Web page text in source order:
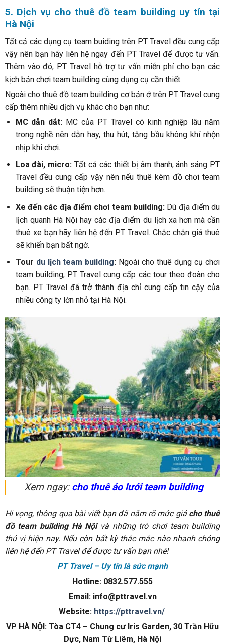
5. Dịch vụ cho thuê đồ team building uy tín tại
Hà Nội
Tất cả các dụng cụ team buiding trên PT Travel đều cung cấp
vậy nên bạn hãy liên hệ ngay đến PT Travel để được tư vấn.
Thêm vào đó, PT Travel hỗ trợ tư vấn miễn phí cho bạn các
kịch bản chơi team building cùng dụng cụ cần thiết.
Ngoài cho thuê đồ team building cơ bản ở trên PT Travel cung
cấp thêm nhiều dịch vụ khác cho bạn như:
MC dẫn dắt: MC của PT Travel có kinh nghiệp lâu năm
trong nghề nên dẫn hay, thu hút, tăng bầu không khí nhộn
nhịp khi chơi.
Loa đài, micro:Tất cả các thiết bị âm thanh, ánh sáng PT
Travel đều cung cấp vậy nên nếu thuê kèm đồ chơi team
building sẽ thuận tiện hơn.
Xe đến các địa điểm chơi team building:Dù địa điểm du
lịch quanh Hà Nội hay các địa điểm du lịch xa hơn mà cần
thuê xe bạn hãy liên hệ đến PT Travel. Chắc chắn giá thuê
sẽ khiến bạn bất ngờ.
Tour du lịch team building: Ngoài cho thuê dụng cụ chơi
team building, PT Travel cung cấp các tour theo đoàn cho
bạn. PT Travel đã trở thành địa chỉ cung cấp tin cậy của
nhiều công ty lớn nhỏ tại Hà Nội.
Xem ngay: cho thuê áo lưới team building
Hi vọng, thông qua bài viết bạn đã nắm rõ mức giá cho thuê
đồ team building Hà Nộivà những trò chơi team building
thú vị hiện nay. Nếu còn bất kỳ thắc mắc nào nhanh chóng
liên hệ đến PT Travel để được tư vấn bạn nhé!
PT Travel – Uy tín là sức mạnh
Hotline: 0832.577.555
Email: info@pttravel.vn
Website: https://pttravel.vn/
VP HÀ NỘI: Tòa CT4 – Chung cư Iris Garden, 30 Trần Hữu
Dực, Nam Từ Liêm, Hà Nội